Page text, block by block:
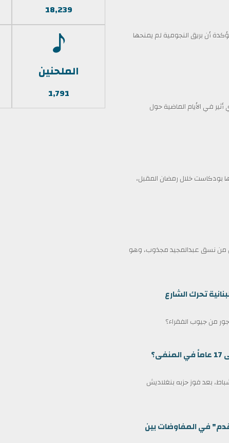
أن بريق النجومية لم يمنحها
في الأيام الماضية حول
خلال رمضان المقبل،
من نسق عبدالمجيد مجذوب، وهو
تحرك الشارع
من جيوب الفقراء؟
كرئيس وزراء لبنغلاديش في 17 فبراير/شباط، بعد فوز حزبه بنغلاديش
في المفاوضات بين
18,239
الملحنين
1,791